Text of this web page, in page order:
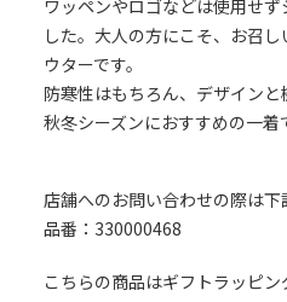
ワッペンやロゴなどは使用せ
した。大人の方にこそ、お召
ウターです。
防寒性はもちろん、デザインと
秋冬シーズンにおすすめの一着
店舗へのお問い合わせの際は下
品番：330000468
こちらの商品はギフトラッピン